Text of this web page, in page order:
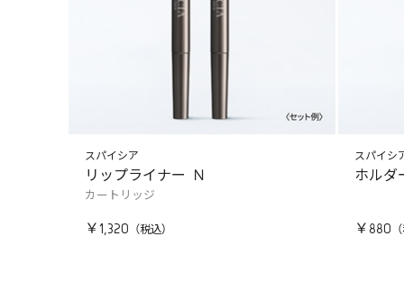
スパイシア
リップライナー Ｎ
カートリッジ
￥1,320
スパイシ
ホル
￥880